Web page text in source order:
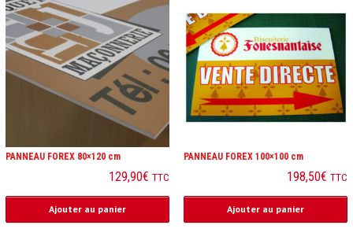
PANNEAU FOREX 80×120 cm
129,90€ TTC
Ajouter au panier
PANNEAU FOREX 100×100 cm
198,50€ TTC
Ajouter au panier